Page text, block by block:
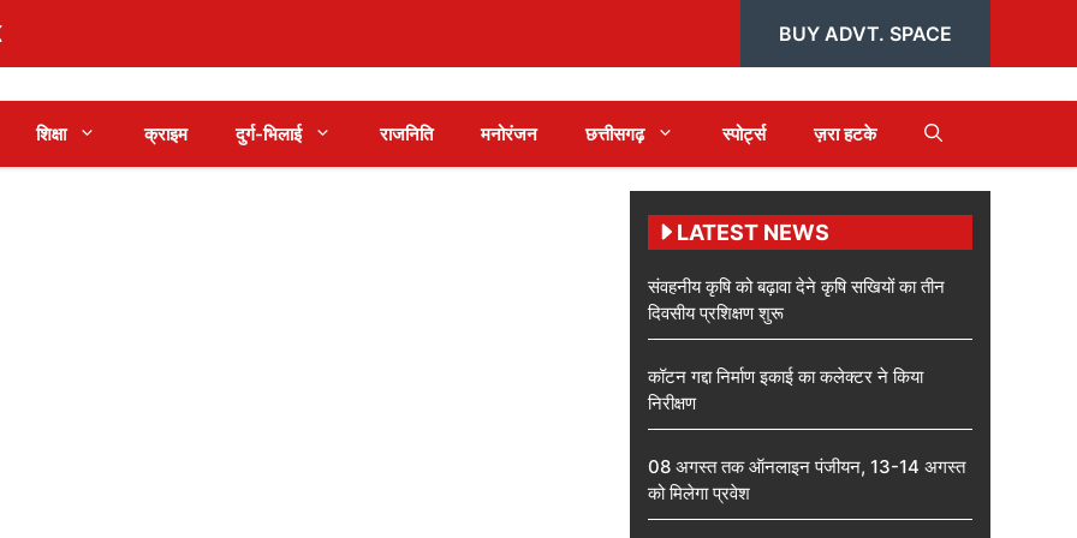
BUY ADVT. SPACE
शिक्षा क्राइम दुर्ग-भिलाई राजनिति मनोरंजन छत्तीसगढ़ स्पोर्ट्स ज़रा हटके
LATEST NEWS
संवहनीय कृषि को बढ़ावा देने कृषि सखियों का तीन
दिवसीय प्रशिक्षण शुरू
कॉटन गद्दा निर्माण इकाई का कलेक्टर ने किया
निरीक्षण
08 अगस्त तक ऑनलाइन पंजीयन, 13-14 अगस्त
को मिलेगा प्रवेश